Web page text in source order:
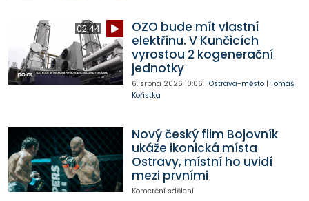
02:44
OZO bude mít vlastní
elektřinu. V Kunčicích
vyrostou 2 kogenerační
jednotky
6. srpna 2026 10:06 | Ostrava-město| Tomáš
Kořistka
Nový český film Bojovník
ukáže ikonická místa
Ostravy, místní ho uvidí
mezi prvními
Komerční sdělení